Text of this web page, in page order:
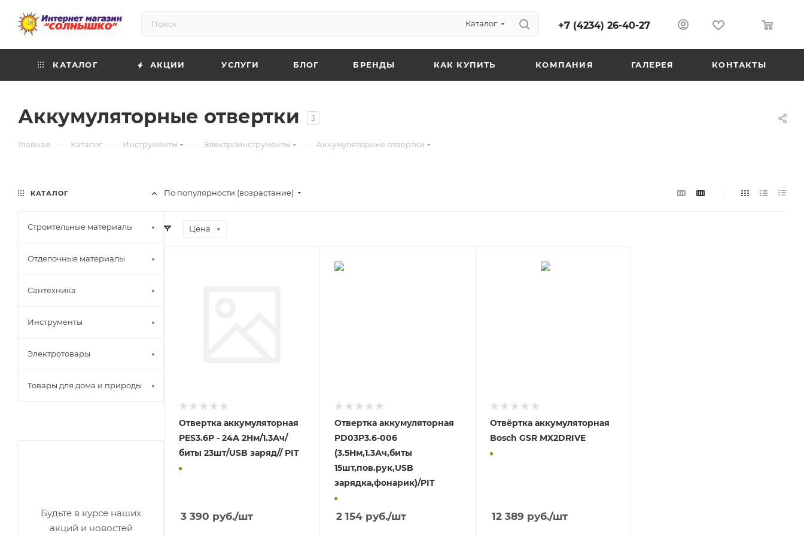
Каталог +7 (4234) 26-40-27
КАТАЛОГ АКЦИИ УСЛУГИ БЛОГ БРЕНДЫ КАК КУПИТЬ КОМПАНИЯ ГАЛЕРЕЯ КОНТАКТЫ
Аккумуляторные отвертки 3
Главная — Каталог — Инструменты — Электроинструменты — Аккумуляторные отвертки
По популярности (возрастание)
Цена
Отвертка аккумуляторная
PES3.6Р - 24А 2Нм/1.3Ач/
биты 23шт/USB заряд// PIT
3 390 руб./шт
Отвертка аккумуляторная
PD03P3.6-006
(3.5Нм,1.3Ач,биты
15шт,пов.рук,USB
зарядка,фонарик)/PIT
2 154руб./шт
Отвёртка аккумуляторная
Bosch GSR MX2DRIVE
12 389 руб./шт
КАТАЛОГ
Строительные материалы
Отделочные материалы
Сантехника
Инструменты
Электротовары
Товары для дома и природы
Будьте в курсе наших
акций и новостей